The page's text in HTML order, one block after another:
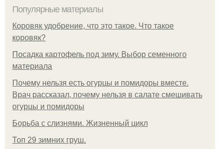
Популярные материалы
Коровяк удобрение, что это такое. Что такое
коровяк?
Посадка картофель под зиму. Выбор семенного
материала
Почему нельзя есть огурцы и помидоры вместе.
Врач рассказал, почему нельзя в салате смешивать
огурцы и помидоры
Борьба с слизнями. Жизненный цикл
Топ 29 зимних груш.